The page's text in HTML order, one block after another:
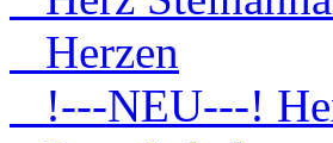
Herzen
!---NEU---!